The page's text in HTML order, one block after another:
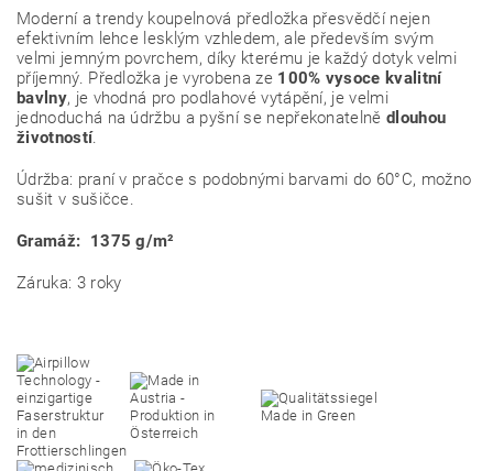
Moderní a trendy koupelnová předložka přesvědčí nejen
efektivním lehce lesklým vzhledem, ale především svým
velmi jemným povrchem, díky kterému je každý dotyk velmi
příjemný. Předložka je vyrobena ze 100% vysoce kvalitní
bavlny, je vhodná pro podlahové vytápění, je velmi
jednoduchá na údržbu a pyšní se nepřekonatelnědlouhou
životností.
Údržba: praní v pračce s podobnými barvami do 60°C, možno
sušit v sušičce.
Gramáž: 1375g/m²
Záruka: 3 roky